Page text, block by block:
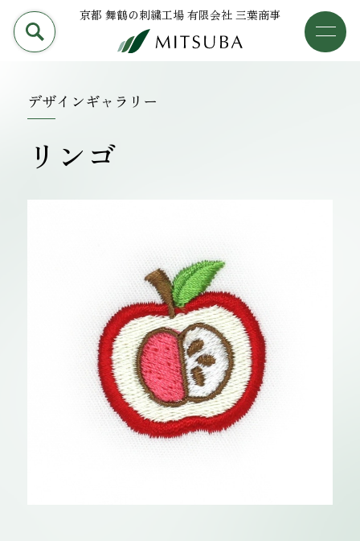
京都 舞鶴の刺繍工場 有限会社 三葉商事
三葉商事について
会社概要
採用情報
お知らせ
オンラインショップ
PRODUCT 加工事例
OEM
デザインギャラリー
リンゴ